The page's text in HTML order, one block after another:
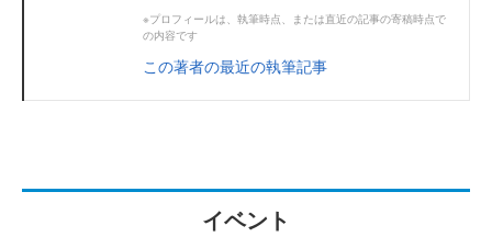
※プロフィールは、執筆時点、または直近の記事の寄稿時点で
の内容です
この著者の最近の執筆記事
イベント